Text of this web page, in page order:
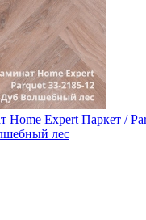
Home Expert Паркет /
лес